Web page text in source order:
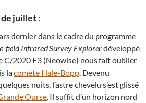
juillet :
dernier dans le cadre du programme
field Infrared Survey Explorerdéveloppé
C/2020 F3 (Neowise) nous fait oublier
lacomète Hale-Bopp . Devenu
nuits, l’astre chevelu s’est glissé
Ourse . Il suffit d’un horizon nord